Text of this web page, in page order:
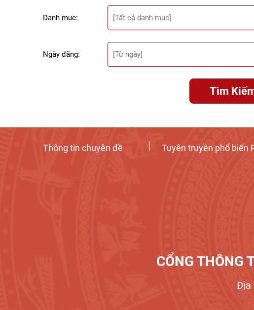
Danh mục:
Ngày đăng:
Tìm
CỔNG THÔNG
Địa
Thông tin chuyên đề Tuyên truyền phổ biến